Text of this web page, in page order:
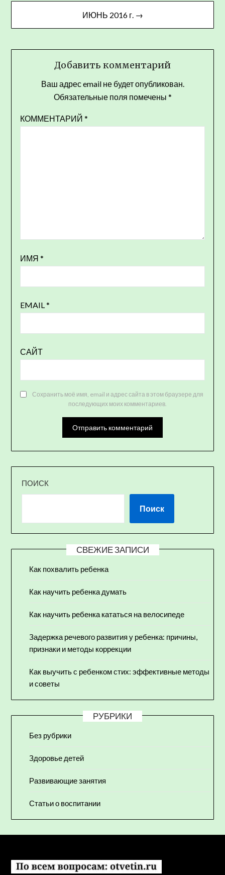
ИЮНЬ 2016 г. →
Добавить комментарий
Ваш адрес email не будет опубликован.
Обязательные поля помечены *
КОММЕНТАРИЙ *
ИМЯ *
EMAIL*
САЙТ
Сохранить моё имя, email и адрес сайта в этом браузере для
последующих моих комментариев.
ПОИСК
Поиск
СВЕЖИЕ ЗАПИСИ
Как похвалить ребенка
Как научить ребенка думать
Как научить ребенка кататься на велосипеде
Задержка речевого развития у ребенка: причины,
признаки и методы коррекции
Как выучить с ребенком стих: эффективные методы
и советы
РУБРИКИ
Без рубрики
Здоровье детей
Развивающие занятия
Статьи о воспитании